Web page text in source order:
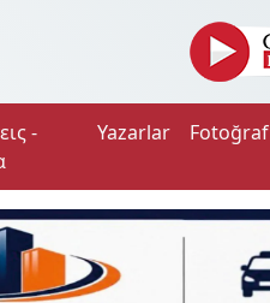
-
Yazarlar Fotoğraf